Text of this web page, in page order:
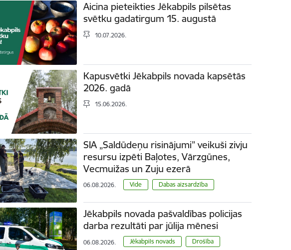
Aicina pieteikties Jēkabpils pilsētas
svētku gadatirgum 15. augustā
10.07.2026.
Kapusvētki Jēkabpils novada kapsētās
2026. gadā
15.06.2026.
SIA „Saldūdeņu risinājumi” veikuši zivju
resursu izpēti Baļotes, Vārzgūnes,
Vecmuižas un Zuju ezerā
06.08.2026. Vide Dabas aizsardzība
Jēkabpils novada pašvaldības policijas
darba rezultāti par jūlija mēnesi
06.08.2026. Jēkabpils novads Drošība